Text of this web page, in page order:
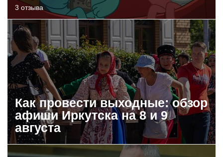
3 отзыва
Как провести выходные: обзор
афиши Иркутска на 8 и 9
августа